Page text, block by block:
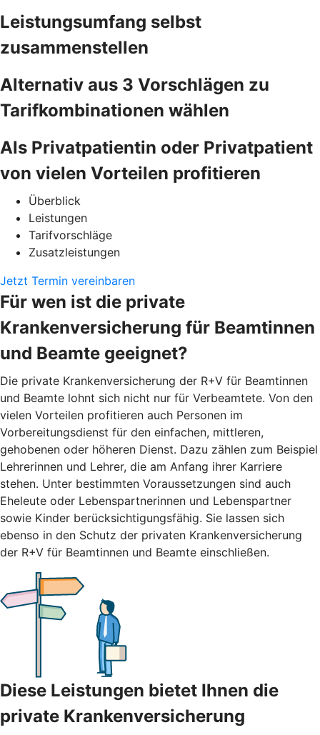
Leistungsumfang selbst
zusammenstellen
Alternativ aus 3 Vorschlägen zu
Tarifkombinationen wählen
Als Privatpatientin oder Privatpatient
von vielen Vorteilen profitieren
Überblick
Leistungen
Tarifvorschläge
Zusatzleistungen
Jetzt Termin vereinbaren
Für wen ist die private
Krankenversicherung für Beamtinnen
und Beamte geeignet?
Die private Krankenversicherung der R+V für Beamtinnen
und Beamte lohnt sich nicht nur für Verbeamtete. Von den
vielen Vorteilen profitieren auch Personen im
Vorbereitungsdienst für den einfachen, mittleren,
gehobenen oder höheren Dienst. Dazu zählen zum Beispiel
Lehrerinnen und Lehrer, die am Anfang ihrer Karriere
stehen. Unter bestimmten Voraussetzungen sind auch
Eheleute oder Lebenspartnerinnen und Lebenspartner
sowie Kinder berücksichtigungsfähig. Sie lassen sich
ebenso in den Schutz der privaten Krankenversicherung
der R+V für Beamtinnen und Beamte einschließen.
Diese Leistungen bietet Ihnen die
private Krankenversicherung